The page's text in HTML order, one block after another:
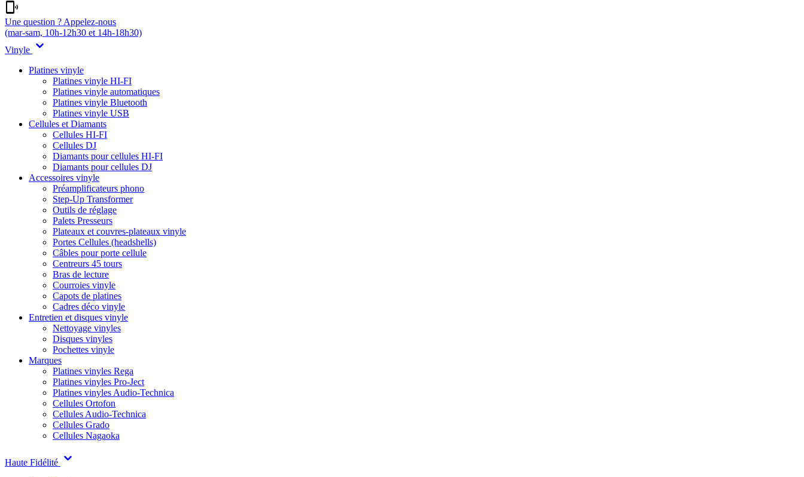
Une question ? Appelez-nous
(mar-sam, 10h-12h30 et 14h-18h30)
Vinyle
Platines vinyle
Platines vinyle HI-FI
Platines vinyle automatiques
Platines vinyle Bluetooth
Platines vinyle USB
Cellules et Diamants
Cellules HI-FI
Cellules DJ
Diamants pour cellules HI-FI
Diamants pour cellules DJ
Accessoires vinyle
Préamplificateurs phono
Step-Up Transformer
Outils de réglage
Palets Presseurs
Plateaux et couvres-plateaux vinyle
Portes Cellules (headshells)
Câbles pour porte cellule
Centreurs 45 tours
Bras de lecture
Courroies vinyle
Capots de platines
Cadres déco vinyle
Entretien et disques vinyle
Nettoyage vinyles
Disques vinyles
Pochettes vinyle
Marques
Platines vinyles Rega
Platines vinyles Pro-Ject
Platines vinyles Audio-Technica
Cellules Ortofon
Cellules Audio-Technica
Cellules Grado
Cellules Nagaoka
Haute Fidélité